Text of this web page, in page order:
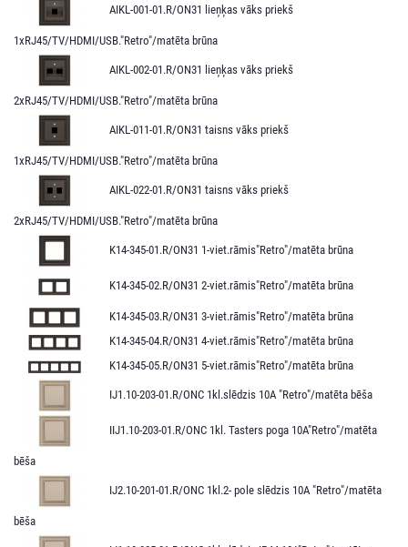
AIKL-001-01.R/ON31 lieņķas vāks priekš
1xRJ45/TV/HDMI/USB."Retro"/matēta brūna
AIKL-002-01.R/ON31 lieņķas vāks priekš
2xRJ45/TV/HDMI/USB."Retro"/matēta brūna
AIKL-011-01.R/ON31 taisns vāks priekš
1xRJ45/TV/HDMI/USB."Retro"/matēta brūna
AIKL-022-01.R/ON31 taisns vāks priekš
2xRJ45/TV/HDMI/USB."Retro"/matēta brūna
K14-345-01.R/ON31 1-viet.rāmis"Retro"/matēta brūna
K14-345-02.R/ON31 2-viet.rāmis"Retro"/matēta brūna
K14-345-03.R/ON31 3-viet.rāmis"Retro"/matēta brūna
K14-345-04.R/ON31 4-viet.rāmis"Retro"/matēta brūna
K14-345-05.R/ON31 5-viet.rāmis"Retro"/matēta brūna
IJ1.10-203-01.R/ONC 1kl.slēdzis 10A "Retro"/matēta bēša
IIJ1.10-203-01.R/ONC 1kl. Tasters poga 10A"Retro"/matēta
bēša
IJ2.10-201-01.R/ONC 1kl.2- pole slēdzis 10A "Retro"/matēta
bēša